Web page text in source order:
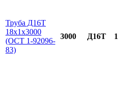
Труба Д16Т
18х1х3000
(ОСТ 1-92096-
83)
3000 Д16Т 1